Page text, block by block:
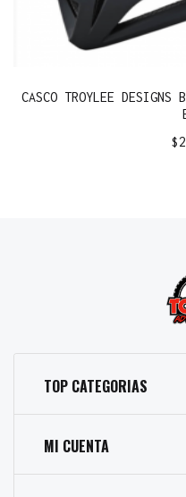
CASCO TROYLEE
$
TOP CATEGORIAS
MI CUENTA